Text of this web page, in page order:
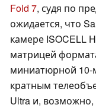
Fold 7, судя по
ожидается, что
камере ISOCELL
матрицей
миниатюрной 10-
кратным
Ultra и,